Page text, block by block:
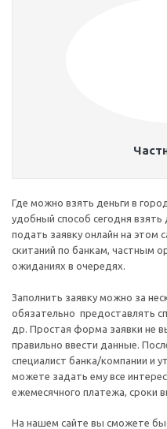
Где можно взять деньги в
удобный способ сегодня взять
подать заявку онлайн на этом
скитаний по банкам, частным
ожиданиях в очередях.
Заполнить заявку можно за
обязательно предоставлять
др. Простая форма заявки не
правильно ввести данные.
специалист банка/компании и
можете задать ему все
ежемесячного платежа, сроки
На нашем сайте вы сможете